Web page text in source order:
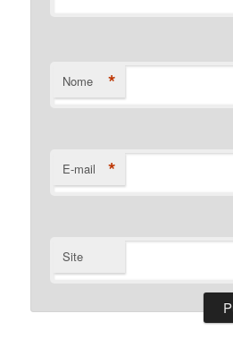
Nome *
E-mail *
Site